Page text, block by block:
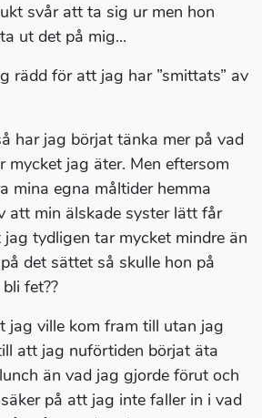
svår att ta sig ur men hon
ut det på mig...
rädd för att jag har ”smittats” av
har jag börjat tänka mer på vad
mycket jag äter. Men eftersom
mina egna måltider hemma
att min älskade syster lätt får
tydligen tar mycket mindre än
det sättet så skulle hon på
fet??
jag ville kom fram till utan jag
att jag nuförtiden börjat äta
än vad jag gjorde förut och
på att jag inte faller in i vad